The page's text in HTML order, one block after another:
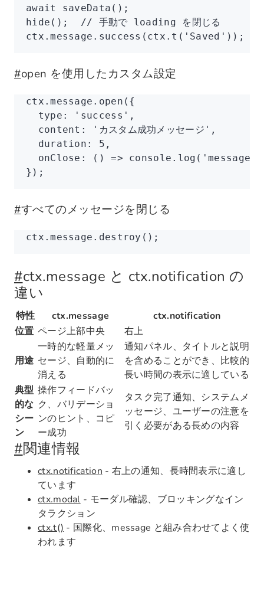
await
saveData ();
hide (); // 手動で loading を閉じる
ctx .message .success ( ctx .t ( 'Saved' ));
#open を使用したカスタム設定
ctx .message .open ({
  type
: 'success' ,
  content
: 'カスタム成功メッセージ' ,
  duration
: 5 ,
  onClose
: () => console .log ( 'message
});
#すべてのメッセージを閉じる
ctx .message .destroy ();
#ctx.message と ctx.notification の
違い
特性 ctx.message
ctx.notification
位置 ページ上部中央 右上
用途
一時的な軽量メッ
セージ、自動的に
消える
通知パネル、タイトルと説明
を含めることができ、比較的
長い時間の表示に適している
典型
的な
シー
ン
操作フィードバッ
ク、バリデーショ
ンのヒント、コピ
ー成功
タスク完了通知、システムメ
ッセージ、ユーザーの注意を
引く必要がある長めの内容
#関連情報
ctx.notification - 右上の通知、長時間表示に適し
ています
ctx.modal - モーダル確認、ブロッキングなイン
タラクション
ctx.t() - 国際化、message と組み合わせてよく使
われます